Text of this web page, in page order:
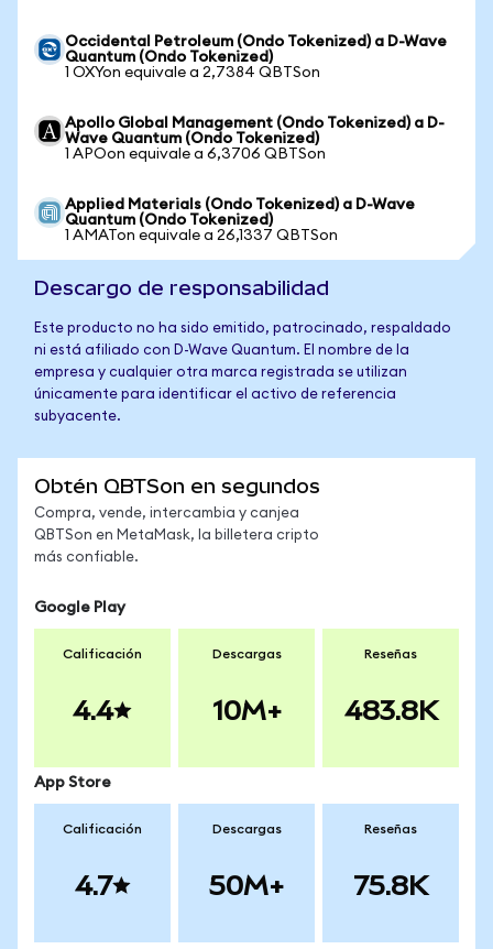
Occidental Petroleum (Ondo Tokenized) a D-Wave
Quantum (Ondo Tokenized)
1 OXYon equivale a 2,7384 QBTSon
Apollo Global Management (Ondo Tokenized) a D-
Wave Quantum (Ondo Tokenized)
1 APOon equivale a 6,3706 QBTSon
Applied Materials (Ondo Tokenized) a D-Wave
Quantum (Ondo Tokenized)
1 AMATon equivale a 26,1337 QBTSon
Descargo de responsabilidad
Este producto no ha sido emitido, patrocinado, respaldado
ni está afiliado con D-Wave Quantum. El nombre de la
empresa y cualquier otra marca registrada se utilizan
únicamente para identificar el activo de referencia
subyacente.
Obtén QBTSon en segundos
Compra, vende, intercambia y canjea
QBTSon en MetaMask, la billetera cripto
más confiable.
Google Play
Calificación
4.4
Descargas
10M+
Reseñas
483.8K
App Store
Calificación
4.7
Descargas
50M+
Reseñas
75.8K